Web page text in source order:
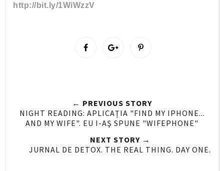
http://bit.ly/1WiWzzV
O
n
a
c
O
n
o
o
← PREVIOUS STORY
NIGHT READING: APLICAȚIA "FIND MY IPHONE...
AND MY WIFE". EU I-AŞ SPUNE "WIFEPHONE"
NEXT STORY →
JURNAL DE DETOX. THE REAL THING. DAY ONE.